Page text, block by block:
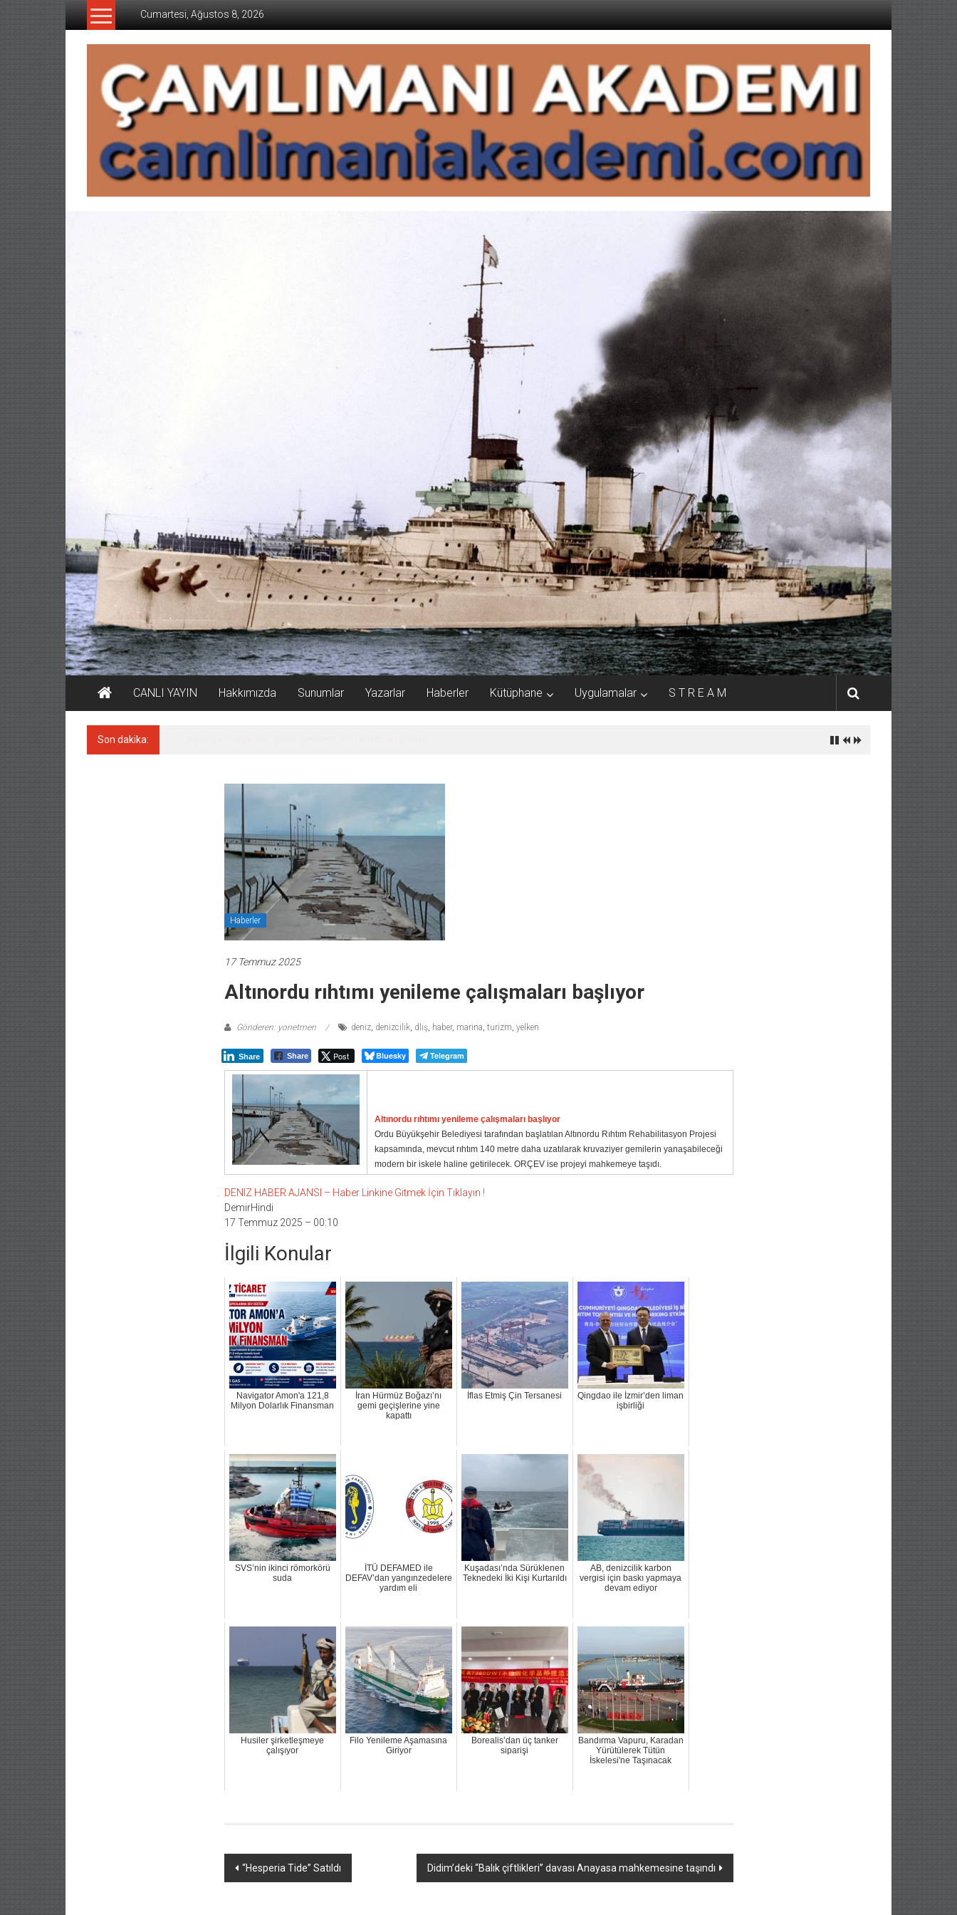
İçeriğe
Cumartesi, Ağustos 8, 2026
CAMLIMANI
AKADEMI
CANLI YAYIN Hakkımızda Sunumlar Yazarlar Haberler Kütüphane Uygulamalar S T R E A M
Son dakika:
Haberler
17 Temmuz 2025
Altınordu rıhtımı yenileme çalışmaları başlıyor
Gönderen: yonetmen deniz, denizcilik, dlış, haber, marina, turizm, yelken
Share Share Post Bluesky Telegram
Altınordu rıhtımı yenileme çalışmaları başlıyor
Ordu Büyükşehir Belediyesi tarafından başlatılan Altınordu Rıhtım Rehabilitasyon Projesi
kapsamında, mevcut rıhtım 140 metre daha uzatılarak kruvaziyer gemilerin yanaşabileceği
modern bir iskele haline getirilecek. ORÇEV ise projeyi mahkemeye taşıdı.
DENIZ HABER AJANSI – Haber Linkine Gitmek İçin Tıklayın !
DemirHindi
17 Temmuz 2025 – 00:10
İlgili Konular
Navigator Amon'a 121,8
Milyon Dolarlık Finansman
İran Hürmüz Boğazı’nı
gemi geçişlerine yine
kapattı
İflas Etmiş Çin Tersanesi
Qingdao ile İzmir’den liman
işbirliği
SVS’nin ikinci römorkörü
suda
İTÜ DEFAMED ile
DEFAV’dan yangınzedelere
yardım eli
Kuşadası’nda Sürüklenen
Teknedeki İki Kişi Kurtarıldı
AB, denizcilik karbon
vergisi için baskı yapmaya
devam ediyor
Husiler şirketleşmeye
çalışıyor
Filo Yenileme Aşamasına
Giriyor
Borealis’dan üç tanker
siparişi
Bandırma Vapuru, Karadan
Yürütülerek Tütün
İskelesi'ne Taşınacak
Yazı
“Hesperia Tide” Satıldı Didim’deki “Balık çiftlikleri” davası Anayasa mahkemesine taşındı